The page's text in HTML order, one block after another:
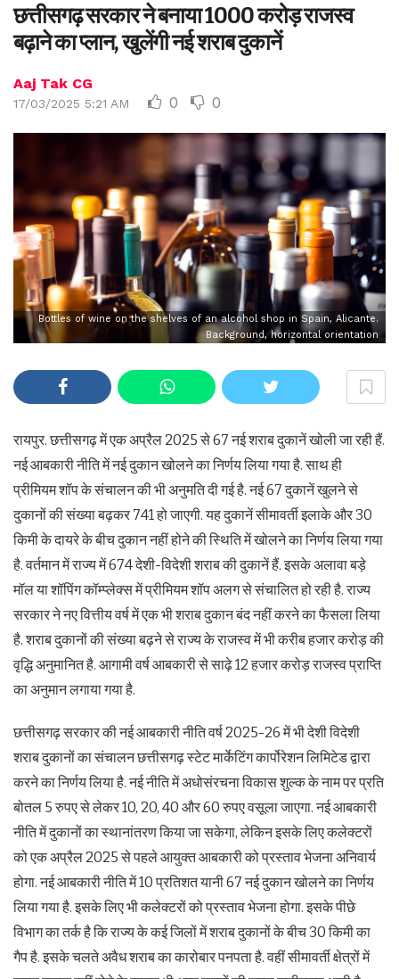
छत्तीसगढ़ सरकार ने बनाया 1000 करोड़ राजस्व
बढ़ाने का प्लान, खुलेंगी नई शराब दुकानें
Aaj Tak CG
17/03/2025 5:21 AM 0 0
Bottles of wine on the shelves of an alcohol shop in Spain, Alicante.
Background, horizontal orientation
रायपुर. छत्तीसगढ़ में एक अप्रैल 2025 से 67 नई शराब दुकानें खोली जा रही हैं.
नई आबकारी नीति में नई दुकान खोलने का निर्णय लिया गया है. साथ ही
प्रीमियम शॉप के संचालन की भी अनुमति दी गई है. नई 67 दुकानें खुलने से
दुकानों की संख्या बढ़कर 741 हो जाएगी. यह दुकानें सीमावर्ती इलाके और 30
किमी के दायरे के बीच दुकान नहीं होने की स्थिति में खोलने का निर्णय लिया गया
है. वर्तमान में राज्य में 674 देशी-विदेशी शराब की दुकानें हैं. इसके अलावा बड़े
मॉल या शॉपिंग कॉम्प्लेक्स में प्रीमियम शॉप अलग से संचालित हो रही है. राज्य
सरकार ने नए वित्तीय वर्ष में एक भी शराब दुकान बंद नहीं करने का फैसला लिया
है. शराब दुकानों की संख्या बढ़ने से राज्य के राजस्व में भी करीब हजार करोड़ की
वृद्धि अनुमानित है. आगामी वर्ष आबकारी से साढ़े 12 हजार करोड़ राजस्व प्राप्ति
का अनुमान लगाया गया है.
छत्तीसगढ़ सरकार की नई आबकारी नीति वर्ष 2025-26 में भी देशी विदेशी
शराब दुकानों का संचालन छत्तीसगढ़ स्टेट मार्केटिंग कार्पोरेशन लिमिटेड द्वारा
करने का निर्णय लिया है. नई नीति में अधोसंरचना विकास शुल्क के नाम पर प्रति
बोतल 5 रुपए से लेकर 10, 20, 40 और 60 रुपए वसूला जाएगा. नई आबकारी
नीति में दुकानों का स्थानांतरण किया जा सकेगा, लेकिन इसके लिए कलेक्टरों
को एक अप्रैल 2025 से पहले आयुक्त आबकारी को प्रस्ताव भेजना अनिवार्य
होगा. नई आबकारी नीति में 10 प्रतिशत यानी 67 नई दुकान खोलने का निर्णय
लिया गया है. इसके लिए भी कलेक्टरों को प्रस्ताव भेजना होगा. इसके पीछे
विभाग का तर्क है कि राज्य के कई जिलों में शराब दुकानों के बीच 30 किमी का
गैप है. इसके चलते अवैध शराब का कारोबार पनपता है. वहीं सीमावर्ती क्षेत्रों में